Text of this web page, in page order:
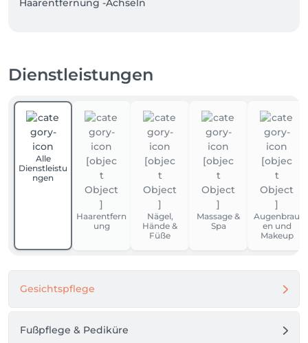
Haarentfernung -Achseln
🎁 PLUS 1 Behandlung gratis bei Bedarf
Sichern Sie sich jetzt Ihr Angebot
📍 Unsere Adresse:
Beauty Lounge Liebevoll
Aschaffenburger Straße 34
63073 Offenbach am Main
Dienstleistungen
Alle
Dienstleistu
ngen
Haarentfern
ung
Nägel,
Hände &
Füße
Massage &
Spa
Augenbrau
en und
Makeup
Gesichtspflege
Fußpflege & Pediküre